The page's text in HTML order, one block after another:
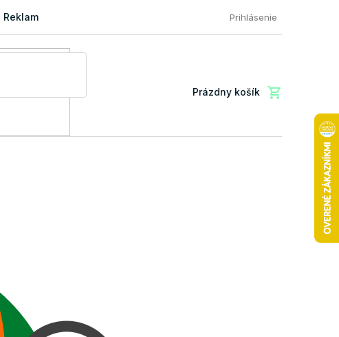
Reklamácia a vrátenie tovaru FAQ: Najčastejšie otázky zákazníkov
Prihlásenie
Nákupný
Prázdny košík